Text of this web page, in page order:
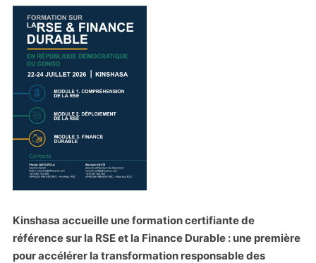
Kinshasa accueille une formation certifiante de
référence sur la RSE et la Finance Durable : une première
pour accélérer la transformation responsable des